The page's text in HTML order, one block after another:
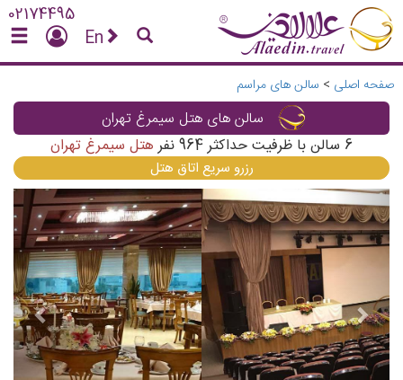
02174495
En
صفحه اصلی > سالن های مراسم
سالن های هتل سیمرغ تهران
6 سالن با ظرفیت حداکثر 964نفر هتل سیمرغ تهران
رزرو سریع اتاق هتل
Next